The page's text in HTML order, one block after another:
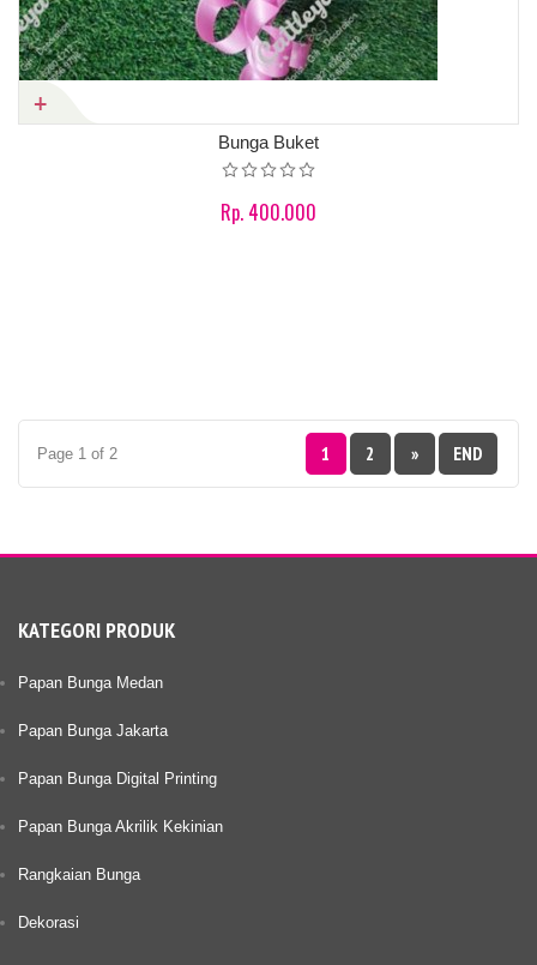
Bunga Buket
Rp. 400.000
Page 1 of 2 1 2 » END
KATEGORI PRODUK
Papan Bunga Medan
Papan Bunga Jakarta
Papan Bunga Digital Printing
Papan Bunga Akrilik Kekinian
Rangkaian Bunga
Dekorasi